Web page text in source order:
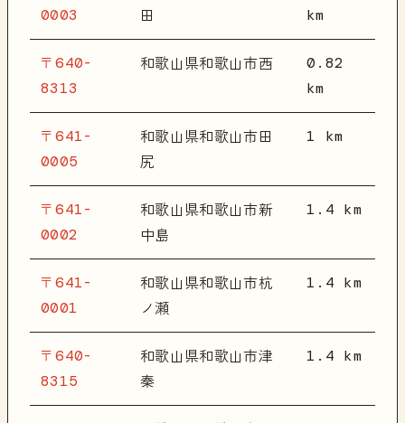
0003 田 km
〒640-
8313
和歌山県和歌山市西
0.82
km
〒641-
0005
和歌山県和歌山市田
尻
1 km
〒641-
0002
和歌山県和歌山市新
中島
1.4 km
〒641-
0001
和歌山県和歌山市杭
ノ瀬
1.4 km
〒640-
8315
和歌山県和歌山市津
秦
1.4 km